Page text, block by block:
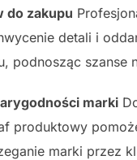
do zakupu
detali i
podnosząc szanse
marki
produktowy
marki przez